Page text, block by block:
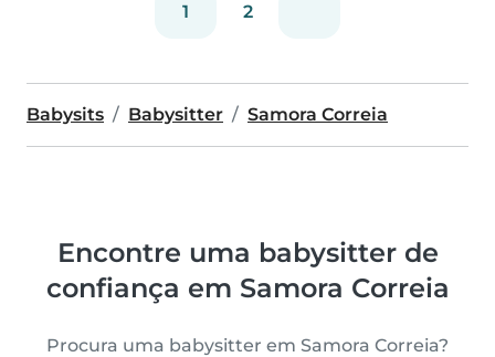
1 2
Babysits Babysitter Samora Correia
Encontre uma babysitter de
confiança em Samora Correia
Procura uma babysitter em Samora Correia?